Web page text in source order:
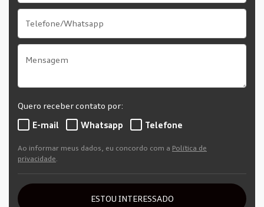
Quero receber contato por:
E-mail
Whatsapp Telefone
Ao informar meus dados, eu concordo com a Política de
privacidade
ESTOU INTERESSADO